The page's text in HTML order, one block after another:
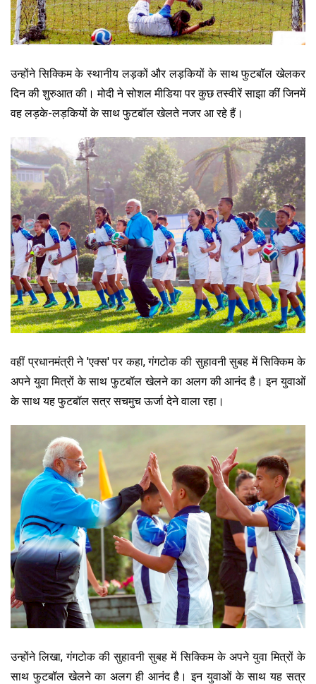
उन्होंने सिक्किम के स्थानीय लड़कों और लड़कियों के साथ फुटबॉल खेलकर
दिन की शुरुआत की। मोदी ने सोशल मीडिया पर कुछ तस्वीरें साझा कीं जिनमें
वह लड़के-लड़कियों के साथ फुटबॉल खेलते नजर आ रहे हैं।
वहीं प्रधानमंत्री ने 'एक्स' पर कहा, गंगटोक की सुहावनी सुबह में सिक्किम के
अपने युवा मित्रों के साथ फुटबॉल खेलने का अलग की आनंद है। इन युवाओं
के साथ यह फुटबॉल सत्र सचमुच ऊर्जा देने वाला रहा।
उन्होंने लिखा, गंगटोक की सुहावनी सुबह में सिक्किम के अपने युवा मित्रों के
साथ फुटबॉल खेलने का अलग ही आनंद है। इन युवाओं के साथ यह सत्र